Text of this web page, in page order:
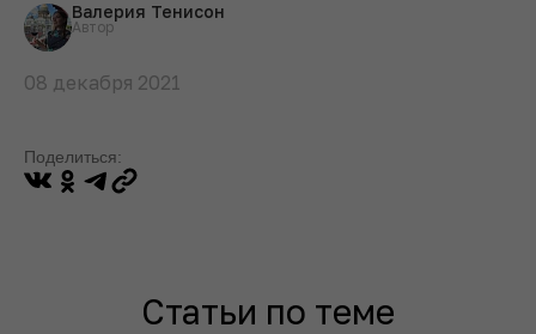
Валерия Тенисон
Автор
08 декабря 2021
Поделиться:
Статьи по теме